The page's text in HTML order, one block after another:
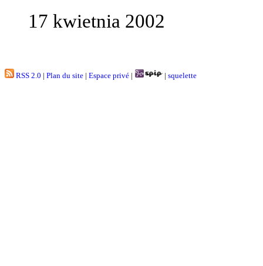
17 kwietnia 2002
RSS 2.0 | Plan du site | Espace privé | | squelette